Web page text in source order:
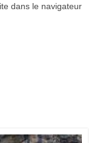
dans le navigateur